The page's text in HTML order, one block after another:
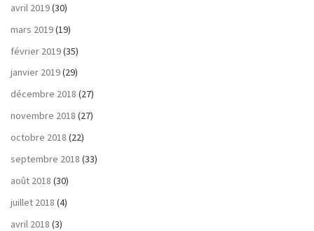
avril 2019(30)
mars 2019(19)
février 2019(35)
janvier 2019(29)
décembre 2018 (27)
novembre 2018 (27)
octobre 2018 (22)
septembre 2018 (33)
août 2018 (30)
juillet 2018 (4)
avril 2018 (3)